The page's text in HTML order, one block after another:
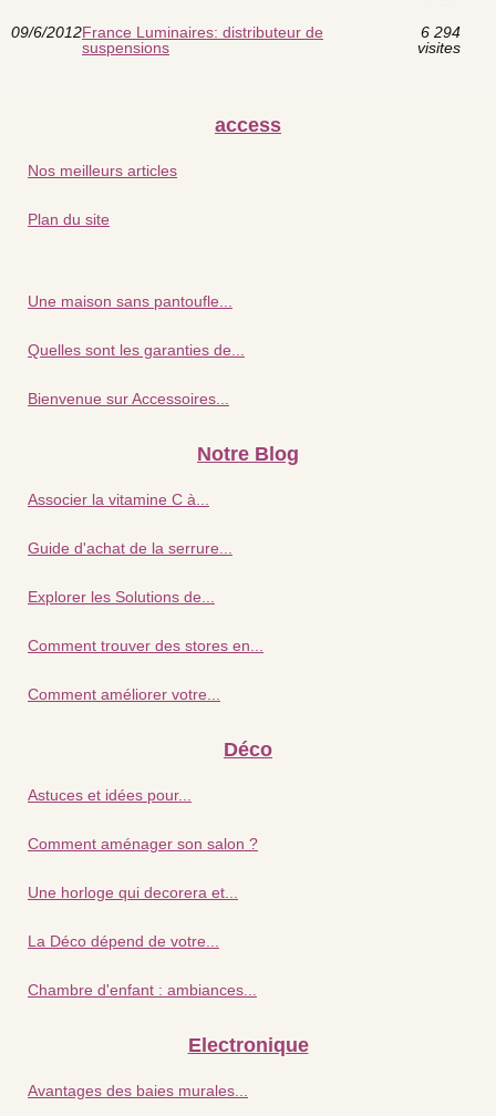
09/6/2012France Luminaires: distributeur de
suspensions
6 294
visites
access
Nos meilleurs articles
Plan du site
Une maison sans pantoufle...
Quelles sont les garanties de...
Bienvenue sur Accessoires...
Notre Blog
Associer la vitamine C à...
Guide d'achat de la serrure...
Explorer les Solutions de...
Comment trouver des stores en...
Comment améliorer votre...
Déco
Astuces et idées pour...
Comment aménager son salon ?
Une horloge qui decorera et...
La Déco dépend de votre...
Chambre d'enfant : ambiances...
Electronique
Avantages des baies murales...